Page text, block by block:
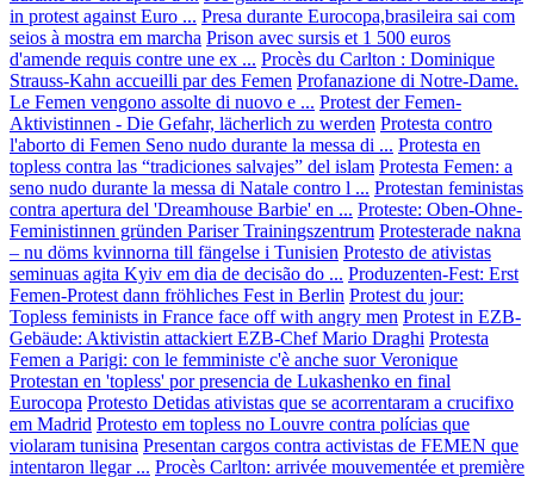
in protest against Euro ... Presa durante Eurocopa,brasileira sai com
seios à mostra em marcha Prison avec sursis et 1 500 euros
d'amende requis contre une ex ... Procès du Carlton : Dominique
Strauss-Kahn accueilli par des Femen Profanazione di Notre-Dame.
Le Femen vengono assolte di nuovo e ... Protest der Femen-
Aktivistinnen - Die Gefahr, lächerlich zu werden Protesta contro
l'aborto di Femen Seno nudo durante la messa di ... Protesta en
topless contra las “tradiciones salvajes” del islam Protesta Femen: a
seno nudo durante la messa di Natale contro l ... Protestan feministas
contra apertura del 'Dreamhouse Barbie' en ... Proteste: Oben-Ohne-
Feministinnen gründen Pariser Trainingszentrum Protesterade nakna
– nu döms kvinnorna till fängelse i Tunisien Protesto de ativistas
seminuas agita Kyiv em dia de decisão do ... Produzenten-Fest: Erst
Femen-Protest dann fröhliches Fest in Berlin Protest du jour:
Topless feminists in France face off with angry men Protest in EZB-
Gebäude: Aktivistin attackiert EZB-Chef Mario Draghi Protesta
Femen a Parigi: con le femministe c'è anche suor Veronique
Protestan en 'topless' por presencia de Lukashenko en final
Eurocopa Protesto Detidas ativistas que se acorrentaram a crucifixo
em Madrid Protesto em topless no Louvre contra polícias que
violaram tunisina Presentan cargos contra activistas de FEMEN que
intentaron llegar ... Procès Carlton: arrivée mouvementée et première